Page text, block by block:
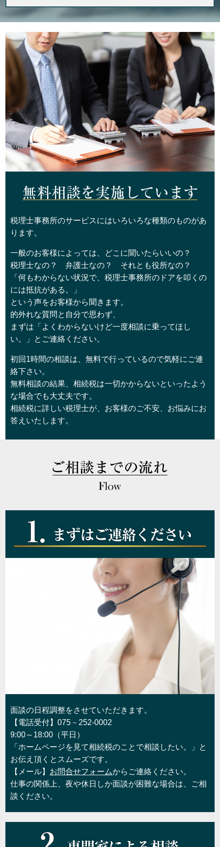
税理士事務所のサービスにはいろいろな種類のものがあ
ります。
一般のお客様によっては、どこに聞いたらいいの？
税理士なの？ 弁護士なの？ それとも役所なの？
「何もわからない状況で、税理士事務所のドアを叩くの
には抵抗がある。」
という声をお客様から聞きます。
的外れな質問と自分で思わず、
まずは「よくわからないけど一度相談に乗ってほし
い。」とご連絡ください。
初回1時間の相談は、無料で行っているので気軽にご連
絡下さい。
無料相談の結果、相続税は一切かからないといったよう
な場合でも大丈夫です。
相続税に詳しい税理士が、お客様のご不安、お悩みにお
答えいたします。
面談の日程調整をさせていただきます。
【電話受付】075－252-0002
9:00～18:00（平日）
「ホームページを見て相続税のことで相談したい。」と
お伝え頂くとスムーズです。
【メール】 お問合せフォームからご連絡ください。
仕事の関係上、夜や休日しか面談が困難な場合は、ご相
談ください。